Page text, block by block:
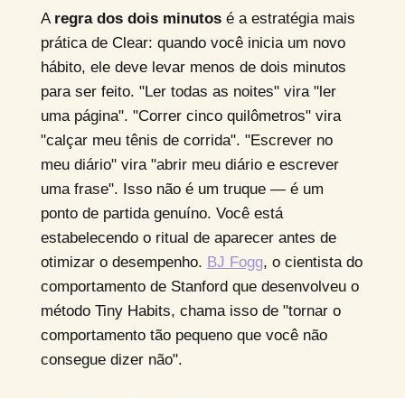
A regra dos dois minutosé a estratégia mais
prática de Clear: quando você inicia um novo
hábito, ele deve levar menos de dois minutos
para ser feito. "Ler todas as noites" vira "ler
uma página". "Correr cinco quilômetros" vira
"calçar meu tênis de corrida". "Escrever no
meu diário" vira "abrir meu diário e escrever
uma frase". Isso não é um truque — é um
ponto de partida genuíno. Você está
estabelecendo o ritual de aparecer antes de
otimizar o desempenho. BJ Fogg, o cientista do
comportamento de Stanford que desenvolveu o
método Tiny Habits, chama isso de "tornar o
comportamento tão pequeno que você não
consegue dizer não".